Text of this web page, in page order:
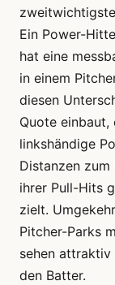
Ein Power-
hat eine
in einem
diesen
Quote
linkshändige
Distanzen
ihrer Pull-Hits
zielt.
Pitcher-Parks
sehen attraktiv
den Batter.